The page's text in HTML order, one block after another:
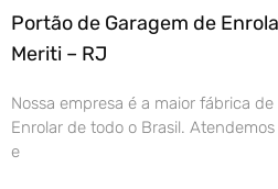
Portão de Garagem de
Meriti – RJ
Nossa empresa é a maior fábrica
Enrolar de todo o Brasil.
e